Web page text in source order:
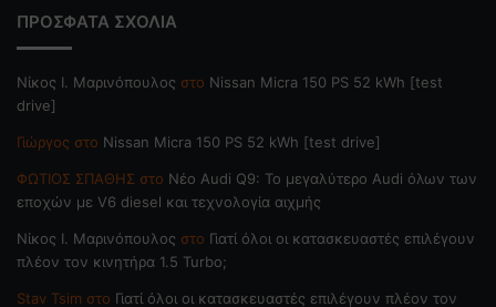
ΠΡΟΣΦΑΤΑ ΣΧΟΛΙΑ
Nίκος Ι. Mαρινόπουλος στο Nissan Micra 150 PS 52 kWh [test
drive]
Γιώργος στο Nissan Micra 150 PS 52 kWh [test drive]
ΦΩΤΙΟΣ ΣΠΑΘΗΣ στο Νέο Audi Q9: Το μεγαλύτερο Audi όλων των
εποχών με V6 diesel και τεχνολογία αιχμής
Nίκος Ι. Mαρινόπουλος στο Γιατί όλοι οι κατασκευαστές επιλέγουν
πλέον τον κινητήρα 1.5 Turbo;
Stav Tsim στο Γιατί όλοι οι κατασκευαστές επιλέγουν πλέον τον